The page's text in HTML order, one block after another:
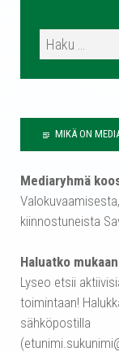
MIKÄ ON
Mediaryhmä
kiinnostuneista
Haluatko
Lyseo etsii
toimintaan!
sähköpostilla